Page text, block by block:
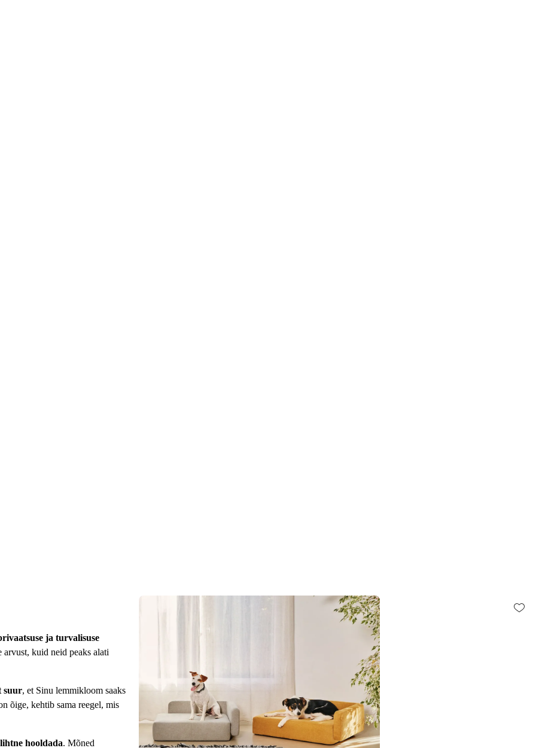
ja turvalisuse
kuid neid peaks alati
suur, et Sinu lemmikloom saaks
õige, kehtib sama reegel, mis
hooldada. Mõned